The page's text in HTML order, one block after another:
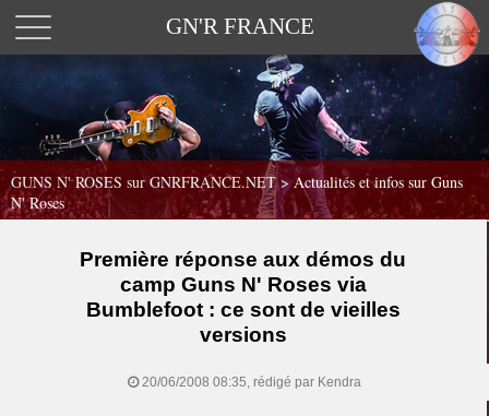
GN'R FRANCE
GUNS N' ROSES sur GNRFRANCE.NET>Actualités et infos sur Guns
N' Roses
Première réponse aux démos du
camp Guns N' Roses via
Bumblefoot : ce sont de vieilles
versions
20/06/2008 08:35, rédigé par Kendra